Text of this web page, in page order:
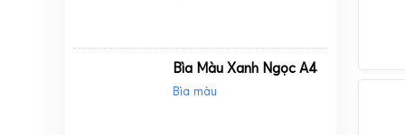
Bìa Màu Xanh Ngọc A4
Bìa màu